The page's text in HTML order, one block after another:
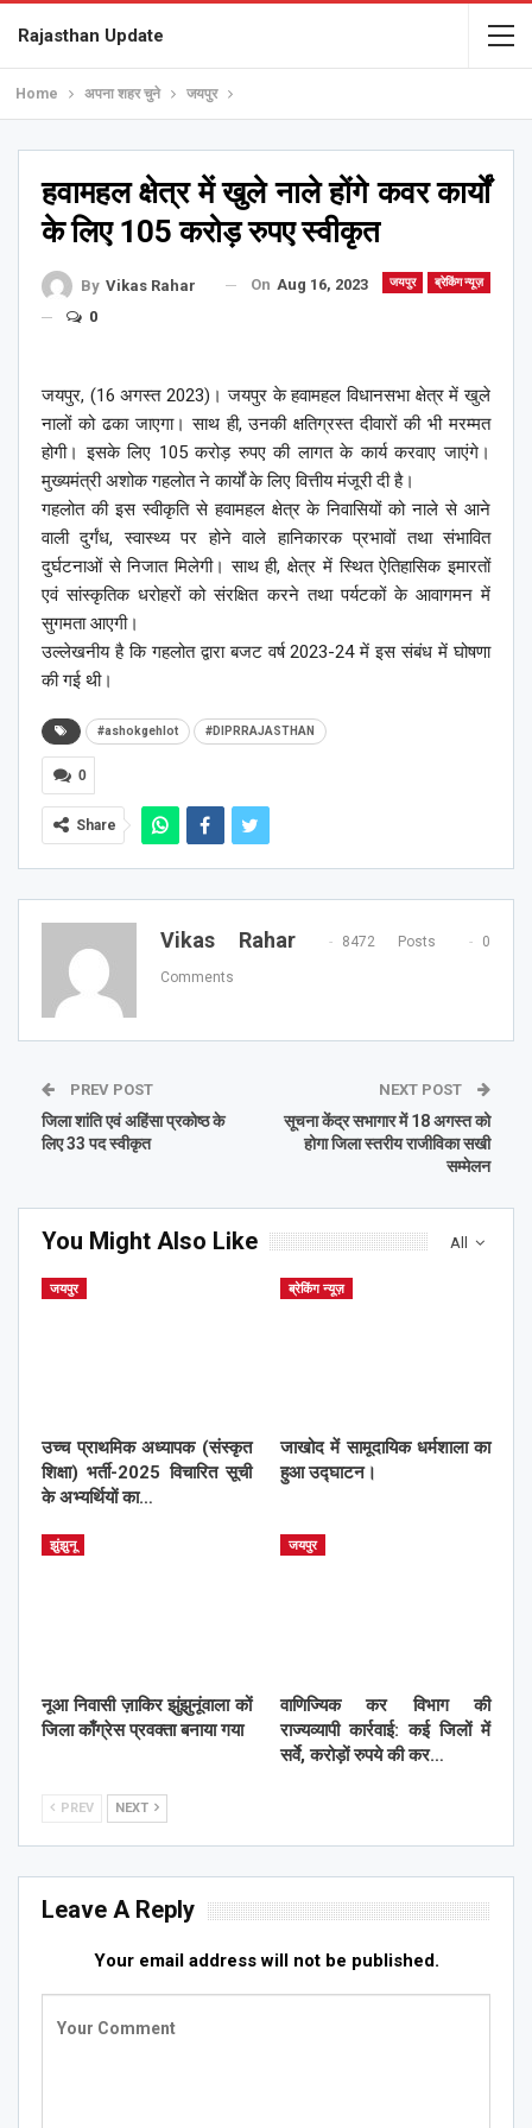
Rajasthan Update
Home अपना शहर चुने जयपुर
हवामहल क्षेत्र में खुले नाले होंगे कवर कार्यों
के लिए 105 करोड़ रुपए स्वीकृत
जयपुर ब्रेकिंग न्यूज़
By Vikas Rahar On Aug 16, 2023
0
जयपुर, (16 अगस्त 2023)। जयपुर के हवामहल विधानसभा क्षेत्र में खुले
नालों को ढका जाएगा। साथ ही, उनकी क्षतिग्रस्त दीवारों की भी मरम्मत
होगी। इसके लिए 105 करोड़ रुपए की लागत के कार्य करवाए जाएंगे।
मुख्यमंत्री अशोक गहलोत ने कार्यों के लिए वित्तीय मंजूरी दी है।
गहलोत की इस स्वीकृति से हवामहल क्षेत्र के निवासियों को नाले से आने
वाली दुर्गंध, स्वास्थ्य पर होने वाले हानिकारक प्रभावों तथा संभावित
दुर्घटनाओं से निजात मिलेगी। साथ ही, क्षेत्र में स्थित ऐतिहासिक इमारतों
एवं सांस्कृतिक धरोहरों को संरक्षित करने तथा पर्यटकों के आवागमन में
सुगमता आएगी।
उल्लेखनीय है कि गहलोत द्वारा बजट वर्ष 2023-24 में इस संबंध में घोषणा
की गई थी।
#ashokgehlot #DIPRRAJASTHAN
0
Share
Vikas Rahar 8472 Posts 0
Comments
PREV POST
जिला शांति एवं अहिंसा प्रकोष्ठ के
लिए 33 पद स्वीकृत
NEXT POST
सूचना केंद्र सभागार में 18 अगस्त को
होगा जिला स्तरीय राजीविका सखी
सम्मेलन
All
You Might Also Like
जयपुर
उच्च प्राथमिक अध्यापक (संस्कृत
शिक्षा) भर्ती-2025 विचारित सूची
के अभ्यर्थियों का…
ब्रेकिंग न्यूज़
जाखोद में सामूदायिक धर्मशाला का
हुआ उद्घाटन।
झुंझुनू
नूआ निवासी ज़ाकिर झुंझुनूंवाला कों
जिला काँग्रेस प्रवक्ता बनाया गया
जयपुर
वाणिज्यिक कर विभाग की
राज्यव्यापी कार्रवाई: कई जिलों में
सर्वे, करोड़ों रुपये की कर…
PREV NEXT
Leave A Reply
Your email address will not be published.